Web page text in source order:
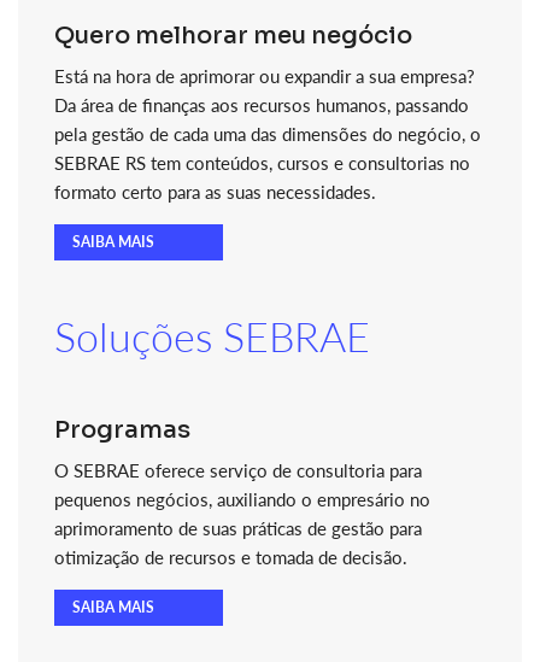
Quero melhorar meu negócio
Está na hora de aprimorar ou expandir a sua empresa?
Da área de finanças aos recursos humanos, passando
pela gestão de cada uma das dimensões do negócio, o
SEBRAE RS tem conteúdos, cursos e consultorias no
formato certo para as suas necessidades.
SAIBA MAIS
Soluções SEBRAE
Programas
O SEBRAE oferece serviço de consultoria para
pequenos negócios, auxiliando o empresário no
aprimoramento de suas práticas de gestão para
otimização de recursos e tomada de decisão.
SAIBA MAIS